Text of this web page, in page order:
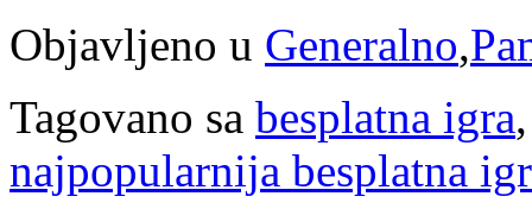
Objavljeno u Generalno,
Tagovano sa besplatna igra
najpopularnija besplatna